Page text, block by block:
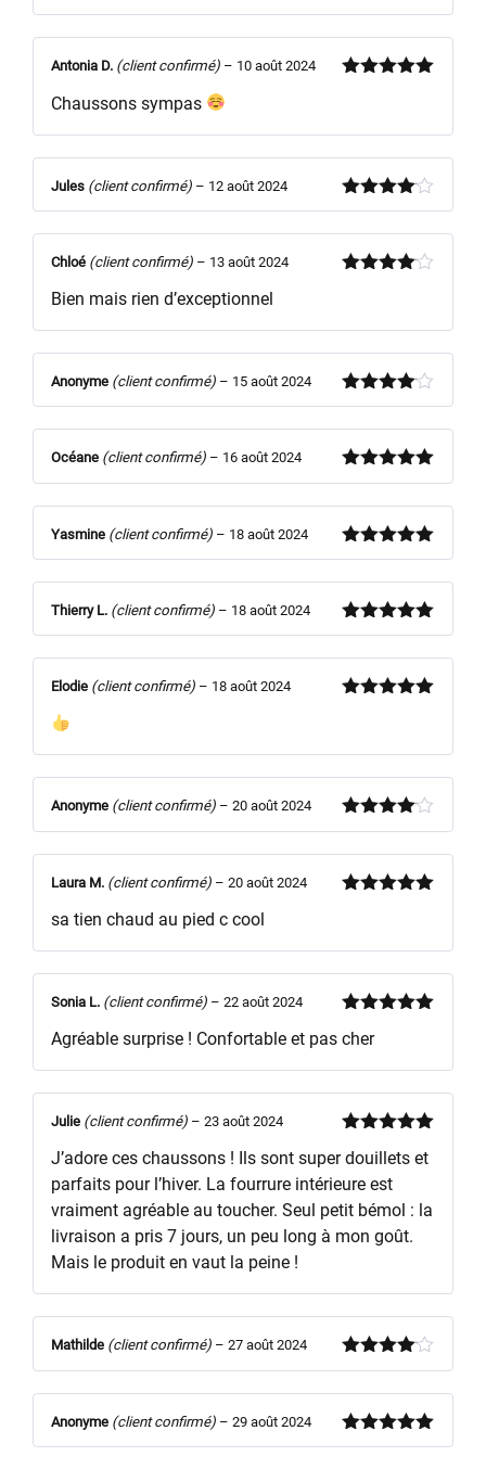
Antonia D. (client confirmé) – 10 août 2024
Chaussons sympas
Note4
Jules (client confirmé) – 12 août 2024
Chloé (client confirmé) – 13 août 2024
Bien mais rien d’exceptionnel
Note4
Anonyme (client confirmé) – 15 août 2024
Note5sur
Océane (client confirmé) – 16 août 2024
Note5sur
Yasmine (client confirmé) – 18 août 2024
Note5sur
Thierry L. (client confirmé) – 18 août 2024
Elodie (client confirmé) – 18 août 2024
Note4
Anonyme (client confirmé) – 20 août 2024
Laura M. (client confirmé) – 20 août 2024
sa tien chaud au pied c cool
5
Sonia L. (client confirmé) – 22 août 2024
Agréable surprise ! Confortable et pas cher
5
Julie (client confirmé) – 23 août 2024
J’adore ces chaussons ! Ils sont super douillets et
parfaits pour l’hiver. La fourrure intérieure est
vraiment agréable au toucher. Seul petit bémol : la
livraison a pris 7 jours, un peu long à mon goût.
Mais le produit en vaut la peine !
Note4
Mathilde (client confirmé) – 27 août 2024
Note5sur
Anonyme (client confirmé) – 29 août 2024